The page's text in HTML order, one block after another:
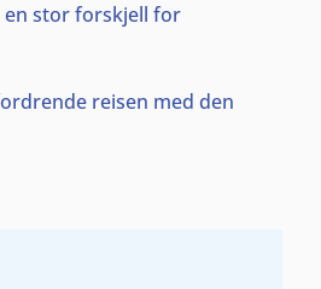
en stor forskjell for
reisen med den